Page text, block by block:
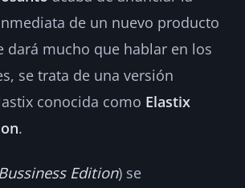
de un nuevo producto
dará mucho que hablar en los
se trata de una versión
conocida como Elastix
.
Edition) se